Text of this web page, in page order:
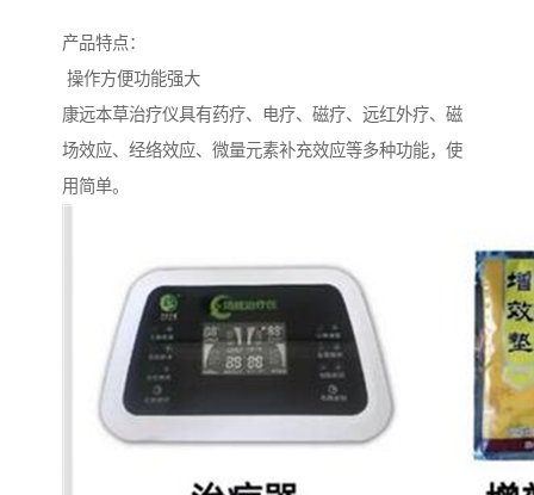
产品特点：
操作方便功能强大
康远本草治疗仪具有药疗、电疗、磁疗、远红外疗、磁
场效应、经络效应、微量元素补充效应等多种功能，使
用简单。